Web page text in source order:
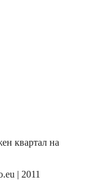
квартал на
| 2011